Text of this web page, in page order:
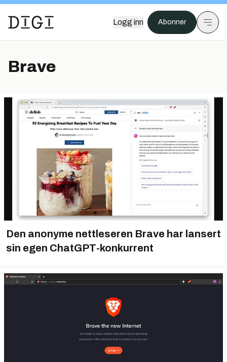
Logg inn Abonner
Brave
Den anonyme nettleseren Brave har lansert
sin egen ChatGPT-konkurrent